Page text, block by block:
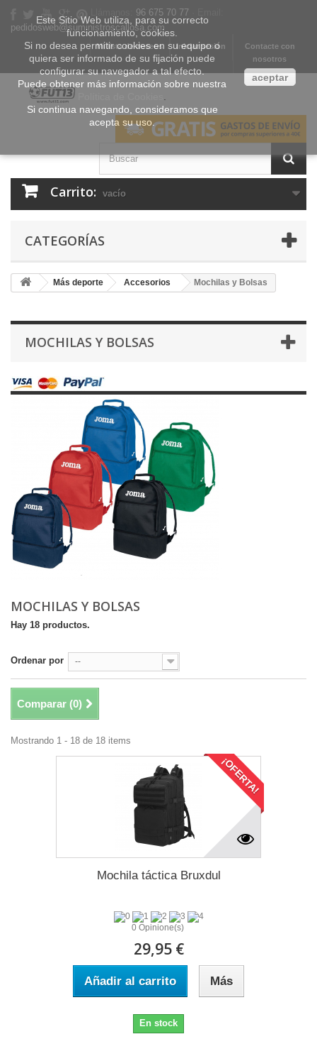
96 675 70 77
pedidosweb@suministroscallosa.com
Contacte con
nosotros
Iniciar sesión
Mi lista de deseos
Carrito: vacío
CATEGORÍAS
Más deporte Accesorios Mochilas y Bolsas
MOCHILAS Y BOLSAS
MOCHILAS Y BOLSAS
Hay 18 productos.
Ordenar por --
Comparar (0)
Mostrando 1 - 18 de 18 items
¡OFERTA!
Mochila táctica Bruxdul
0 Opinione(s)
29,95 €
Añadir al carrito Más
En stock
Este Sitio Web utiliza, para su correcto
funcionamiento, cookies.
Si no desea permitir cookies en su equipo o
quiera ser informado de su fijación puede
configurar su navegador a tal efecto.
Puede obtener más información sobre nuestra
Si continua navegando, consideramos que
acepta su uso.
aceptar